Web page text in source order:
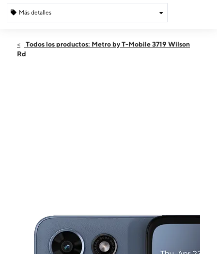
Más detalles
Jueves:10:00 a. m. a 6:00 p. m.
Viernes:
Todos los productos: Metro by T-Mobile 3719 Wilson
Rd